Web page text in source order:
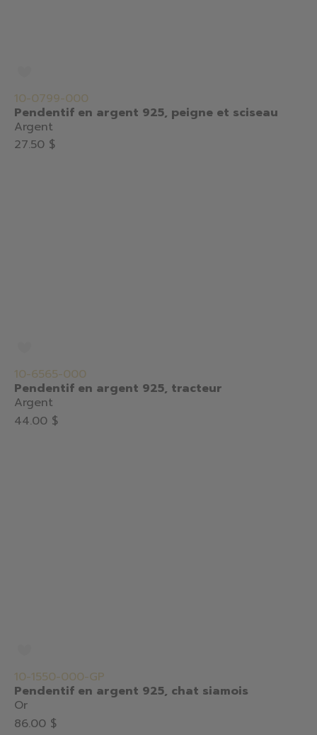
10-0799-000
Pendentif en argent 925, peigne et sciseau
Argent
27.50 $
10-6565-000
Pendentif en argent 925, tracteur
Argent
44.00 $
10-1550-000-GP
Pendentif en argent 925, chat siamois
Or
86.00 $